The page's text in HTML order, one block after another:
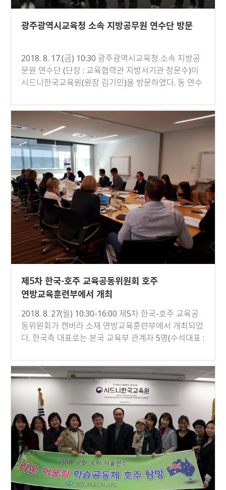
광주광역시교육청 소속 지방공무원 연수단 방문
2018. 8. 17.(금) 10:30 광주광역시교육청 소속 지방공
문원 연수단 (단장 : 교육협력관 지방서기관 장문수)이
시드니한국교육원(원장 김기민)을 방문하였다. 동 연수
제5차 한국-호주 교육공동위원회 호주
연방교육훈련부에서 개최
2018. 8. 27(월) 10:30-16:00 제5차 한국-호주 교육공
동위원회가 캔버라 소재 연방교육훈련부에서 개최되었
다. 한국측 대표로는 본국 교육부 관계자 5명(수석대표 :